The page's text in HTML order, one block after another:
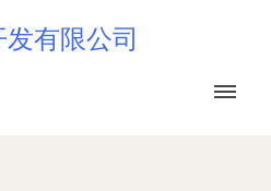
发有限公司